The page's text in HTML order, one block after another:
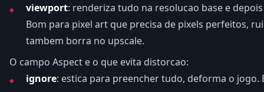
viewport: renderiza tudo na resolucao base e
Bom para pixel art que precisa de pixels perfeitos,
tambem borra no upscale.
O campo Aspect e o que evita distorcao:
ignore: estica para preencher tudo, deforma o jogo.